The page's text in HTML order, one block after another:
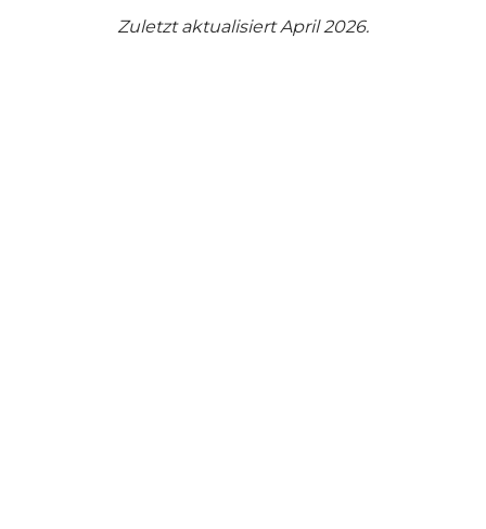
Zuletzt aktualisiert April 2026.